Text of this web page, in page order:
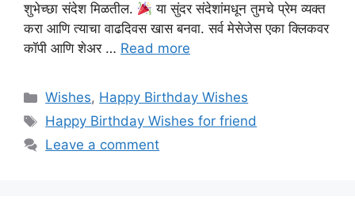
शुभेच्छा संदेश मिळतील.
या सुंदर संदेशांमधून तुमचे प्रेम व्यक्त
करा आणि त्याचा वाढदिवस खास बनवा. सर्व मेसेजेस एका क्लिकवर
कॉपी आणि शेअर … Read more
Categories
Wishes, Happy Birthday Wishes
Tags
Happy Birthday Wishes for friend
Leave a comment